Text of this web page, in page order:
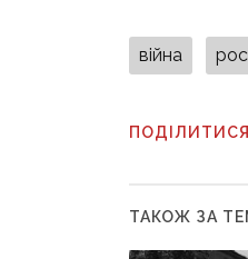
війна
ТАКОЖ ЗА